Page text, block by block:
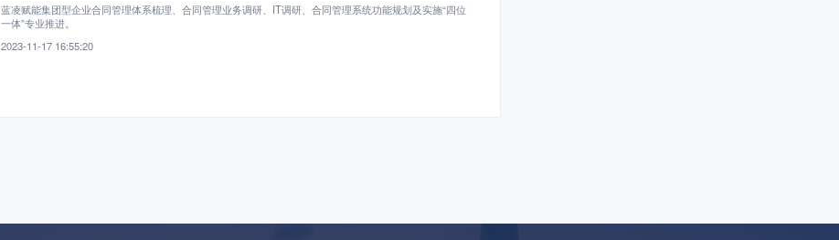
蓝凌赋能集团型企业合同管理体系梳理、合同管理业务调研、IT调研、合同管理系统功能规划及实施“四位
一体”专业推进。
2023-11-17 16:55:20